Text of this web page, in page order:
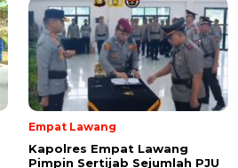
Empat Lawang
Kapolres Empat Lawang
Pimpin Sertijab Sejumlah PJU